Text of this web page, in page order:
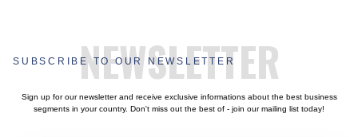
NEWSLETTER
SUBSCRIBE TO OUR NEWSLETTER
Sign up for our newsletter and receive exclusive informations about the best business
segments in your country. Don't miss out the best of - join our mailing list today!